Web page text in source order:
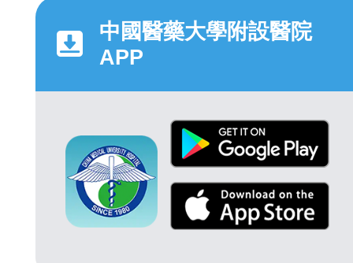
中國醫藥大學附設醫院
APP